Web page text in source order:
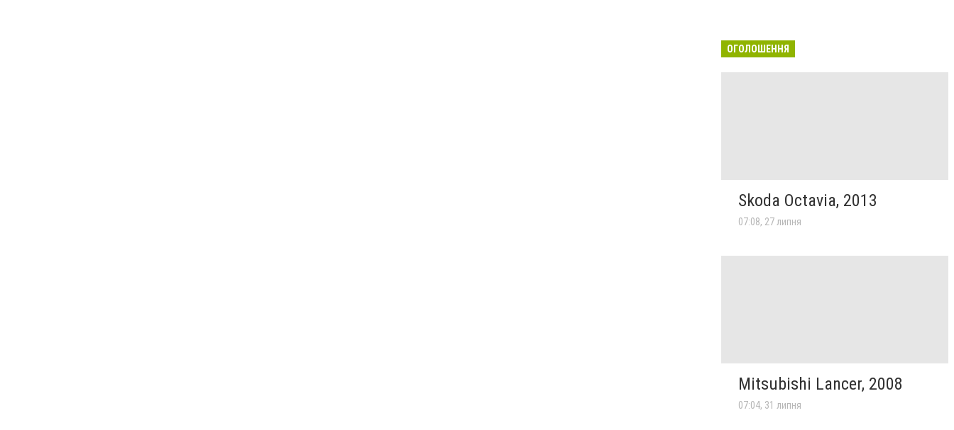
ОГОЛОШЕННЯ
Skoda Octavia, 2013
07:08, 27 липня
Mitsubishi Lancer, 2008
07:04, 31 липня